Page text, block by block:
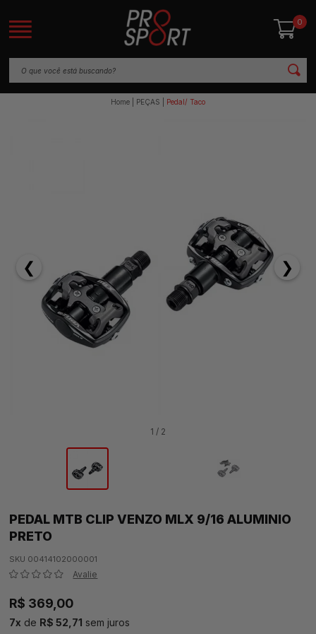
0
Home PEÇAS Pedal/ Taco
❮ ❯
1 / 2
PEDAL MTB CLIP VENZO MLX 9/16 ALUMINIO
PRETO
SKU 00414102000001
Avalie
R$ 369,00
7x de R$ 52,71 sem juros